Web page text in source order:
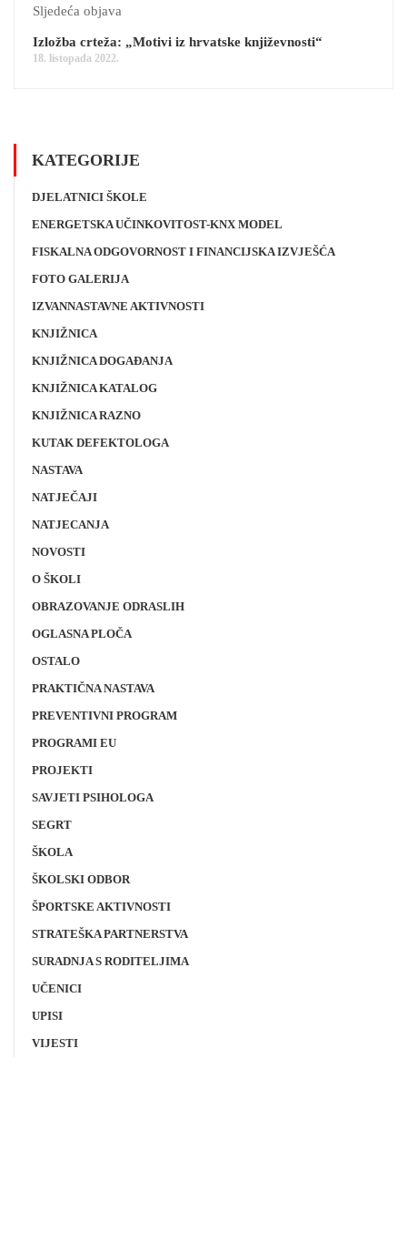
Sljedeća objava
Izložba crteža: „Motivi iz hrvatske književnosti“
18. listopada 2022.
KATEGORIJE
DJELATNICI ŠKOLE
ENERGETSKA UČINKOVITOST-KNX MODEL
FISKALNA ODGOVORNOST I FINANCIJSKA IZVJEŠĆA
FOTO GALERIJA
IZVANNASTAVNE AKTIVNOSTI
KNJIŽNICA
KNJIŽNICA DOGAĐANJA
KNJIŽNICA KATALOG
KNJIŽNICA RAZNO
KUTAK DEFEKTOLOGA
NASTAVA
NATJEČAJI
NATJECANJA
NOVOSTI
O ŠKOLI
OBRAZOVANJE ODRASLIH
OGLASNA PLOČA
OSTALO
PRAKTIČNA NASTAVA
PREVENTIVNI PROGRAM
PROGRAMI EU
PROJEKTI
SAVJETI PSIHOLOGA
SEGRT
ŠKOLA
ŠKOLSKI ODBOR
ŠPORTSKE AKTIVNOSTI
STRATEŠKA PARTNERSTVA
SURADNJA S RODITELJIMA
UČENICI
UPISI
VIJESTI